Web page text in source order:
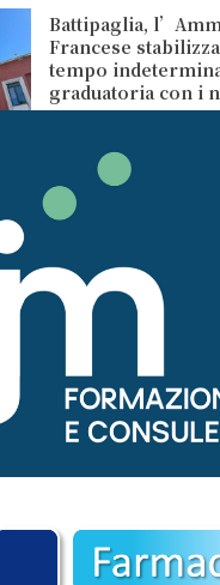
Battipaglia,
Francese
tempo
graduatoria con i